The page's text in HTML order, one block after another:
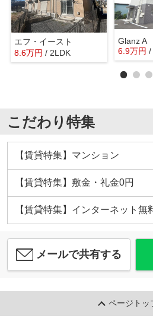
エフ・イースト
8.6万円 / 2LDK
Glanz A
6.9万円 /
こだわり特集
【賃貸特集】マンション
【賃貸特集】敷金・礼金0円
【賃貸特集】インターネット無
メールで共有する
ページトッ